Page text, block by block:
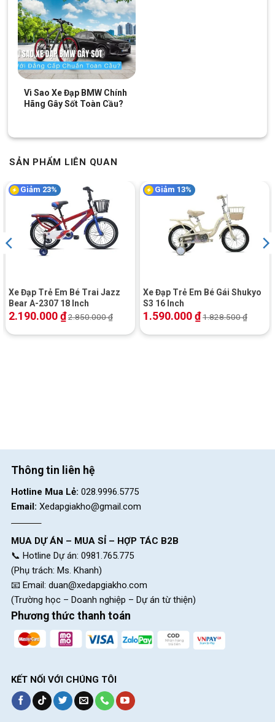
Vì Sao Xe Đạp BMW Chính
Hãng Gây Sốt Toàn Cầu?
SẢN PHẨM LIÊN QUAN
Giảm 23%
Xe Đạp Trẻ Em Bé Trai Jazz
Bear A-2307 18 Inch
2.190.000₫2.850.000₫
Giảm 13%
Xe Đạp Trẻ Em Bé Gái Shukyo
S3 16 Inch
1.590.000₫1.828.500₫
Thông tin liên hệ
Hotline Mua Lẻ: 028.9996.5775
Email: Xedapgiakho@gmail.com
MUA DỰ ÁN – MUA SỈ – HỢP TÁC B2B
📞 Hotline Dự án: 0981.765.775
(Phụ trách: Ms. Khanh)
📧 Email: duan@xedapgiakho.com
(Trường học – Doanh nghiệp – Dự án từ thiện)
Phương thức thanh toán
KẾT NỐI VỚI CHÚNG TÔI